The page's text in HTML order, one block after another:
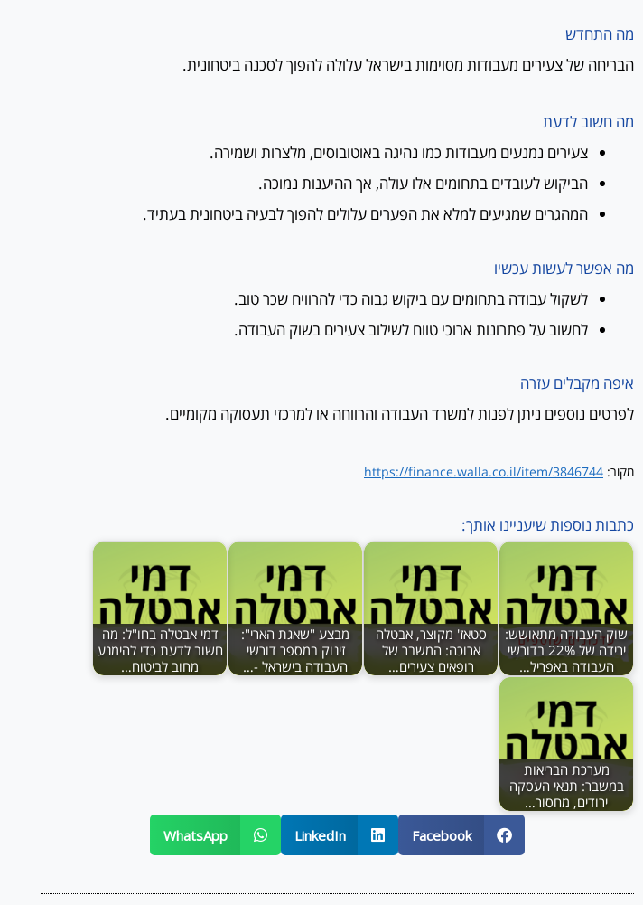
מה התחדש
הבריחה של צעירים מעבודות מסוימות בישראל עלולה להפוך לסכנה ביטחונית.
מה חשוב לדעת
צעירים נמנעים מעבודות כמו נהיגה באוטובוסים, מלצרות ושמירה.
הביקוש לעובדים בתחומים אלו עולה, אך ההיענות נמוכה.
המהגרים שמגיעים למלא את הפערים עלולים להפוך לבעיה ביטחונית בעתיד.
מה אפשר לעשות עכשיו
לשקול עבודה בתחומים עם ביקוש גבוה כדי להרוויח שכר טוב.
לחשוב על פתרונות ארוכי טווח לשילוב צעירים בשוק העבודה.
איפה מקבלים עזרה
לפרטים נוספים ניתן לפנות למשרד העבודה והרווחה או למרכזי תעסוקה מקומיים.
מקור: https://finance.walla.co.il/item/3846744
כתבות נוספות שיעניינו אותך:
שוק העבודה מתאושש:
ירידה של 22% בדורשי
העבודה באפריל…
סטאז' מקוצר, אבטלה
ארוכה: המשבר של
רופאים צעירים…
מבצע "שאגת הארי":
זינוק במספר דורשי
העבודה בישראל -…
דמי אבטלה בחו"ל: מה
חשוב לדעת כדי להימנע
מחוב לביטוח…
מערכת הבריאות
במשבר: תנאי העסקה
ירודים, מחסור…
Facebook
LinkedIn
WhatsApp